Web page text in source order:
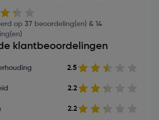
op 37 beoordeling(en) & 14
klantbeoordelingen
2.5
2.2
2.2